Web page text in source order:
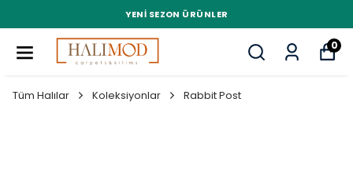
YENI SEZON ÜRÜNLER
0
Tüm Halılar Koleksiyonlar Rabbit Post